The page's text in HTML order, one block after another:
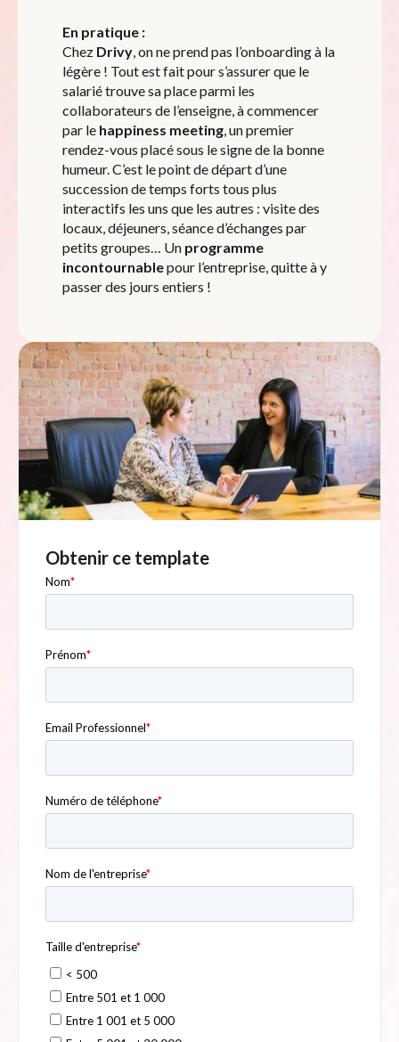
En pratique :
Chez Drivy, on ne prend pas l’onboarding à la
légère ! Tout est fait pour s’assurer que le
salarié trouve sa place parmi les
collaborateurs de l’enseigne, à commencer
par le happiness meeting, un premier
rendez-vous placé sous le signe de la bonne
humeur. C’est le point de départ d’une
succession de temps forts tous plus
interactifs les uns que les autres : visite des
locaux, déjeuners, séance d’échanges par
petits groupes… Un programme
incontournablepour l’entreprise, quitte à y
passer des jours entiers !
Obtenir ce template